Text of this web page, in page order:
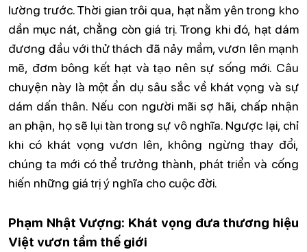
lường trước. Thời gian trôi qua, hạt nằm yên trong kho
dần mục nát, chẳng còn giá trị. Trong khi đó, hạt dám
đương đầu với thử thách đã nảy mầm, vươn lên mạnh
mẽ, đơm bông kết hạt và tạo nên sự sống mới. Câu
chuyện này là một ẩn dụ sâu sắc về khát vọng và sự
dám dấn thân. Nếu con người mãi sợ hãi, chấp nhận
an phận, họ sẽ lụi tàn trong sự vô nghĩa. Ngược lại, chỉ
khi có khát vọng vươn lên, không ngừng thay đổi,
chúng ta mới có thể trưởng thành, phát triển và cống
hiến những giá trị ý nghĩa cho cuộc đời.
Phạm Nhật Vượng: Khát vọng đưa thương hiệu
Việt vươn tầm thế giới